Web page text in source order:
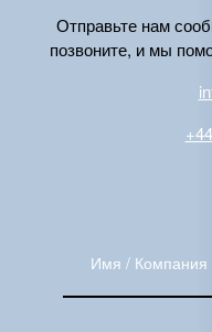
Отправьте нам
позвоните, и мы
Компания